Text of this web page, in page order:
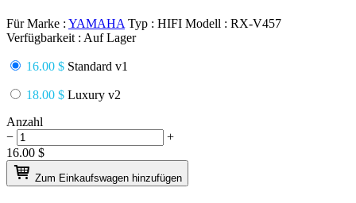
Für Marke : YAMAHA Typ : HIFI Modell : RX-V457
Verfügbarkeit : Auf Lager
16.00 $ Standard v1
18.00 $ Luxury v2
Anzahl
−
+
16.00 $
Zum Einkaufswagen hinzufügen